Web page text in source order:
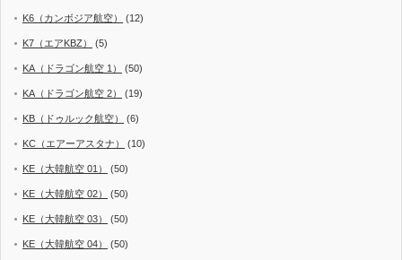
K6（カンボジア航空） (12)
K7（エアKBZ） (5)
KA（ドラゴン航空 1） (50)
KA（ドラゴン航空 2） (19)
KB（ドゥルック航空） (6)
KC（エアーアスタナ） (10)
KE（大韓航空 01） (50)
KE（大韓航空 02） (50)
KE（大韓航空 03） (50)
KE（大韓航空 04） (50)